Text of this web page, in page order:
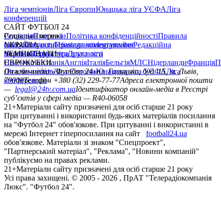
Ліга чемпіонівЛіга ЄвропиЮнацька ліга УЄФАЛіга
конференцій
САЙТ ФУТБОЛ 24
РедакціяПрогнозиПолітика конфіденційностіПравила
сайтуКонтактиПравила коментуванняРедакційна
політикаСтруктура власності
Соціальні мережі
facebookxyoutubeinstagramtelegramviber
УКРАЇНА
УкраїнаПерша лігаДруга ліга
ЧЕМПІОНАТИ
НімеччинаІспаніяАнгліяІталіяБельгіяМЛСНідерландиФранція
ЄВРОКУБКИ
Ліга чемпіонівЛіга ЄвропиЮнацька ліга УЄФАЛіга
конференцій
Онлайн-медіа «Футбол 24»пл. Галицька, буд. 15, м. Львів,
79008Телефон +380 (32) 229-77-77Адреса електронної пошти
— legal@24tv.com.uaІдентифікатор онлайн-медіа в Реєстрі
суб’єктів у сфері медіа — R40-06058
21+Матеріали сайту призначені для осіб старше 21 року
При цитуванні і використанні будь-яких матеріалів посилання
на "Футбол 24" обов'язкове. При цитуванні і використанні в
мережі Інтернет гіперпосилання на сайт
football24.ua
обов'язкове. Матеріали зі знаком "Спецпроект",
"Партнерський матеріал", "Реклама", "Новини компаній"
публікуємо на правах реклами.
21+Матеріали сайту призначені для осіб старше 21 року
Усi права захищенi. © 2005 - 2026 , ПрАТ "Телерадіокомпанія
Люкс". "Футбол 24".